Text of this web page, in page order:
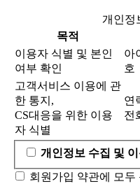
개인정
목적
이용자 식별 및 본인
여부 확인
아
호
고객서비스 이용에 관
한 통지,
CS대응을 위한 이용
자 식별
연
전
개인정보 수집 및
회원가입 약관에 모두